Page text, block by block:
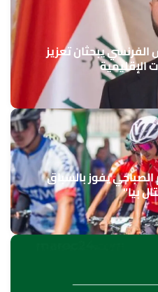
الفرنسي يبحثان تعزيز
الإقليمية
الصباحي يفوز بالسباق
بيا"